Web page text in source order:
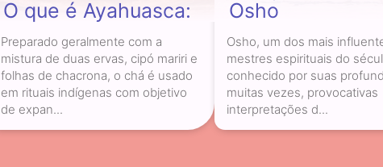
O que é Ayahuasca:
Preparado geralmente com a
mistura de duas ervas, cipó mariri e
folhas de chacrona, o chá é usado
em rituais indígenas com objetivo
de expan...
Osho
Osho, um dos mais
mestres espirituais do
conhecido por suas
muitas vezes, provocativas
interpretações d...